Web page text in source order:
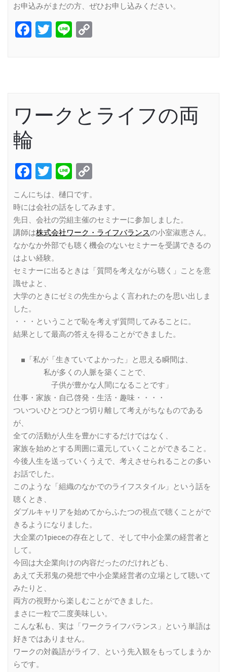
お申込みがまだの方、ぜひお申し込みください。
Facebook
Twitter
Line
ワークとライフの両
輪
Facebook
Twitter
Line
こんにちは、樋口です。
時には会社の話をしてみます。
先日、会社の労組主催のセミナーに参加しました。
講師は株式会社ワーク・ライフバランスの小室淑恵さん。
なかなか外部でも聴く機会のないセミナーを受講できるの
はよい経験。
セミナーに出るときは「質問を考えながら聴く」ことを意
識せよと、
大学のときにゼミの先生からよく言われたのを思い出しま
した。
・・・ということで恥を考えず質問してみることに。
結果として最高の答えを得ることができました。
■「私が「生きていてよかった」と思える瞬間は、
私が多くの人脈を築くことで、
子供が豊かな人間になることです」
仕事・家族・自己啓発・生活・趣味・・・・
ついついひとつひとつ切り離して考えがちなものである
が、
全ての活動が人生を豊かにするだけではなく、
家族を始めとする周囲に還元していくことができること。
今後人生を送っていくうえで、考えさせられることの多い
お話でした。
このような「組織のなかでのライフスタイル」という話を
聴くとき、
ダブルキャリアを始めてからふたつの視点で聴くことがで
きるようになりました。
大企業の1pieceの存在として、そして中小企業の経営者と
して。
今回は大企業向けの内容だったのだけれども、
あえて天邪鬼の発想で中小企業経営者の立場として聴いて
みたりと、
両方の視野から楽しむことができました。
まさに一粒で二度美味しい。
こんな私も、実は「ワークライフバランス」という単語は
好きではありません。
ワークの対義語がライフ、という先入観をもってしまうか
らです。